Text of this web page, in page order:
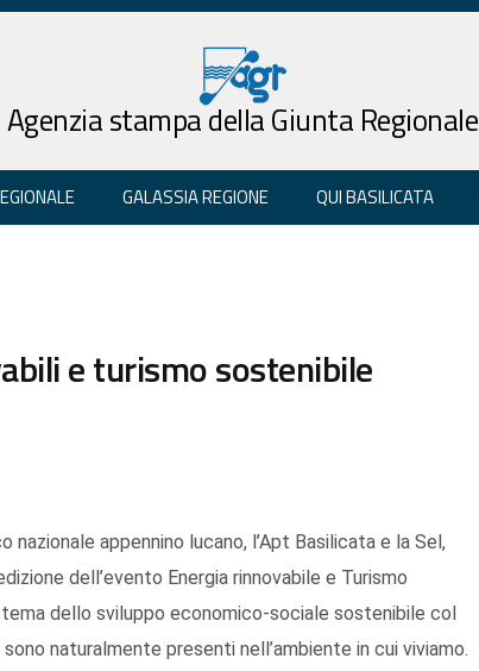
Agenzia stampa della Giunta Regionale
GALASSIA REGIONE QUI BASILICATA
e turismo sostenibile
appennino lucano, l’Apt Basilicata e la Sel,
dell’evento Energia rinnovabile e Turismo
dello sviluppo economico-sociale sostenibile col
naturalmente presenti nell’ambiente in cui viviamo.